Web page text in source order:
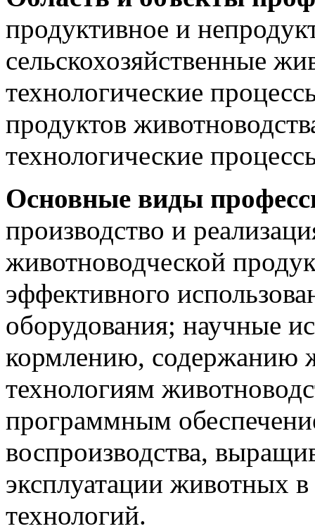
продуктивное и
сельскохозяйственные
технологические
продуктов
технологические
Основные виды
производство и
животноводческой
эффективного
оборудования; научные
кормлению, содержанию
технологиям
программным
воспроизводства,
эксплуатации животных
технологий.